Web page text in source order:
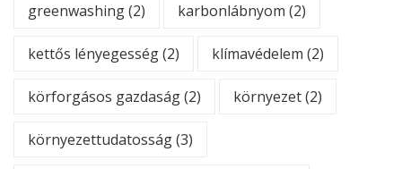
greenwashing(2) karbonlábnyom (2)
kettős lényegesség(2) klímavédelem (2)
körforgásos gazdaság(2) környezet(2)
környezettudatosság(3)